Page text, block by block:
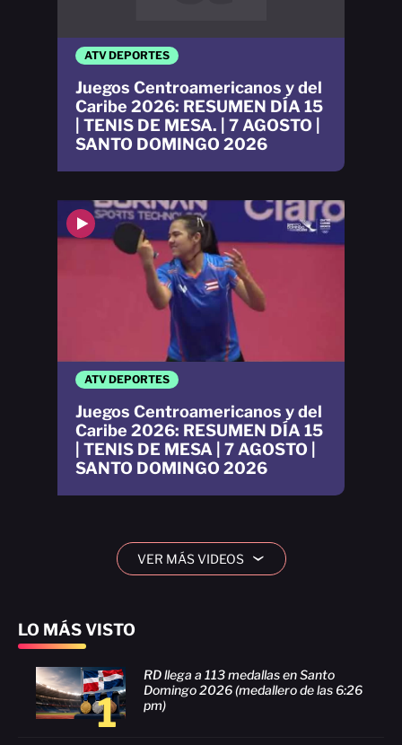
LO MÁS VISTO
1
RD llega a 113 medallas en Santo
Domingo 2026 (medallero de las 6:26
pm)
ATV DEPORTES
Juegos Centroamericanos y del
Caribe 2026: RESUMEN DÍA 15
| TENIS DE MESA | 7 AGOSTO |
SANTO DOMINGO 2026
ATV DEPORTES
Juegos Centroamericanos y del
Caribe 2026: RESUMEN DÍA 15
| TENIS DE MESA. | 7 AGOSTO |
SANTO DOMINGO 2026
VER MÁS VIDEOS ›